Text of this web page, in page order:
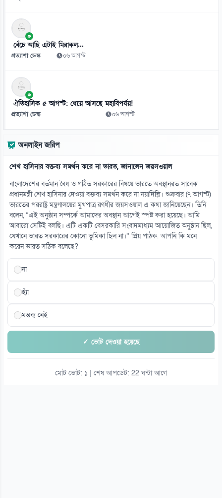
১১
ট্রাম্পের ৪০ কোটি ডলারের বলরুম প্রকল্প আটকে দিলো আদালত
০৮ আগস্ট
১২
সূর্যের সবচেয়ে স্পষ্ট ছবিতে মিললো অদ্ভুত ঘূর্ণির রহস্য
০৮ আগস্ট
০৮ আগস্ট
১৪
এআই বাস্তবতায় দক্ষতাই হবে মূল শক্তি
০৮ আগস্ট
১৫
প্রতিবেশী দেশগুলোকে স্বনির্ভর হওয়া ও ‘প্রকৃত ভ্রাতৃত্ব’ গ্রহণের আহ্বান ইরানের
০৮ আগস্ট
বেঁচে আছি এটাই মিরাকল...
প্রত্যাশা ডেস্ক ০৬ আগস্ট
ঐতিহাসিক ৫ আগস্ট: ধেয়ে আসছে মহাবিপর্যয়!
প্রত্যাশা ডেস্ক ০৬ আগস্ট
অনলাইন জরিপ
শেখ হাসিনার বক্তব্য সমর্থন করে না ভারত, জানালেন জয়সওয়াল
বাংলাদেশের বর্তমান বৈধ ও গঠিত সরকারের বিষয়ে ভারতে অবস্থানরত সাবেক
প্রধানমন্ত্রী শেখ হাসিনার দেওয়া বক্তব্য সমর্থন করে না নয়াদিল্লি। শুক্রবার (৭ আগস্ট)
ভারতের পররাষ্ট্র মন্ত্রণালয়ের মুখপাত্র রণধীর জয়সওয়াল এ কথা জানিয়েছেন। তিনি
বলেন, “এই অনুষ্ঠান সম্পর্কে আমাদের অবস্থান আগেই স্পষ্ট করা হয়েছে। আমি
আবারো সেটিই বলছি। এটি একটি বেসরকারি সংবাদমাধ্যম আয়োজিত অনুষ্ঠান ছিল,
যেখানে ভারত সরকারের কোনো ভূমিকা ছিল না।” প্রিয় পাঠক. আপনি কি মনে
করেন ভারত সঠিক বলেছে?
না
হ্যাঁ
মন্তব্য নেই
✓ ভোট দেওয়া হয়েছে
মোট ভোট: ১ | শেষ আপডেট: 22 ঘন্টা আগে